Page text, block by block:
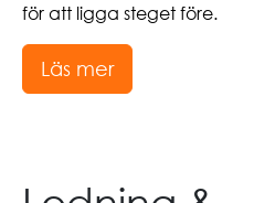
för att ligga steget före.
Läs mer